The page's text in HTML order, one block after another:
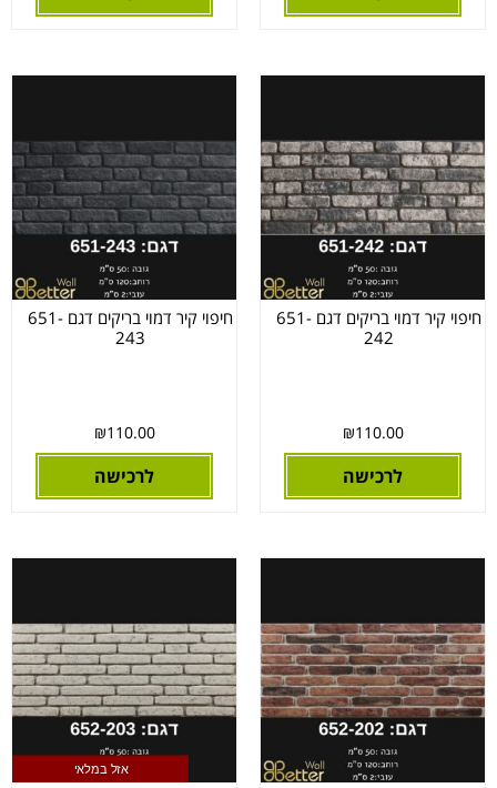
חיפוי קיר דמוי בריקים דגם 651-
242
₪110.00
לרכישה
חיפוי קיר דמוי בריקים דגם 651-
243
₪110.00
לרכישה
אזל במלאי